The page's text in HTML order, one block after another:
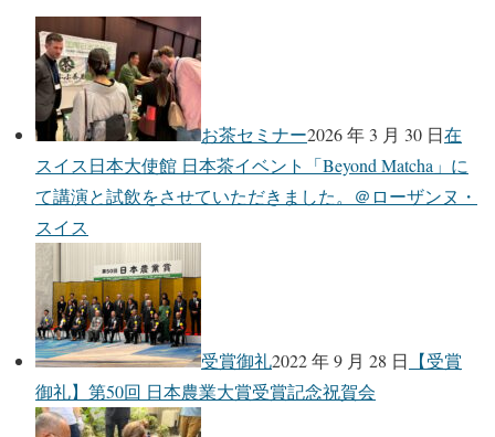
お茶セミナー2026 年 3 月 30 日在
スイス日本大使館 日本茶イベント「Beyond Matcha」に
て講演と試飲をさせていただきました。＠ローザンヌ・
スイス
受賞御礼2022 年 9 月 28 日 【受賞
御礼】第50回 日本農業大賞受賞記念祝賀会